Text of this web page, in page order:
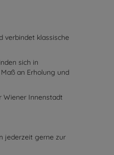
verbindet klassische
sich in
an Erholung und
Wiener Innenstadt
jederzeit gerne zur